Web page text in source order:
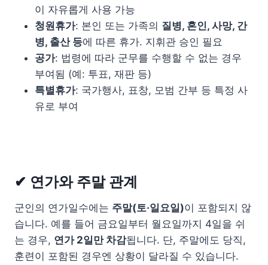
이 자유롭게 사용 가능
청원휴가: 본인 또는 가족의 질병, 혼인, 사망, 간
병, 출산 등에 따른 휴가. 지휘관 승인 필요
공가: 법령에 따라 군무를 수행할 수 없는 경우
부여됨 (예: 투표, 재판 등)
특별휴가: 국가행사, 표창, 모범 간부 등 특정 사
유로 부여
✔ 연가와 주말 관계
군인의 연가일수에는 주말(토·일요일)이 포함되지 않
습니다. 예를 들어 금요일부터 월요일까지 4일을 쉬
는 경우, 연가 2일만 차감됩니다. 단, 주말에도 당직,
훈련이 포함된 경우엔 상황이 달라질 수 있습니다.